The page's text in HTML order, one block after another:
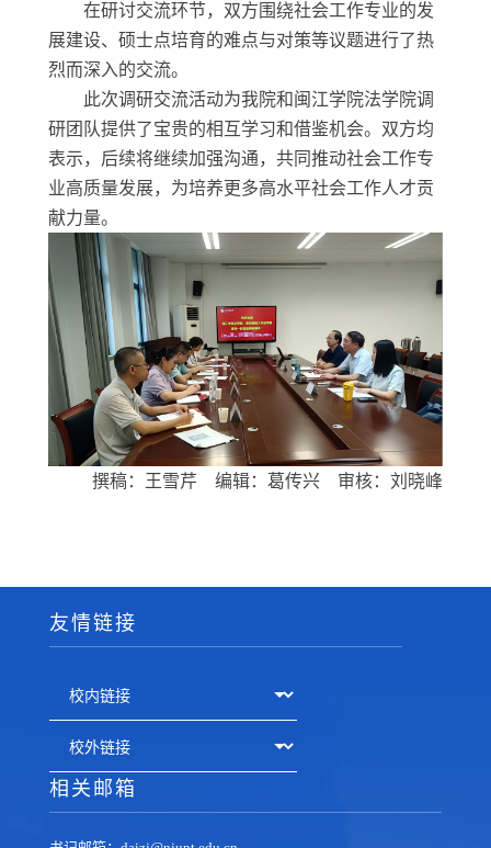
在研讨交流环节，双方围绕社会工作专业的发
展建设、硕士点培育的难点与对策等议题进行了热
烈而深入的交流。
此次调研交流活动为我院和闽江学院法学院调
研团队提供了宝贵的相互学习和借鉴机会。 双方均
表示， 后续将继续加强沟通，共同推动社会工作专
业高质量发展，为培养更多高水平社会工作人才贡
献力量。
撰稿：王雪芹 编辑：葛传兴 审核：刘晓峰
友情链接
相关邮箱